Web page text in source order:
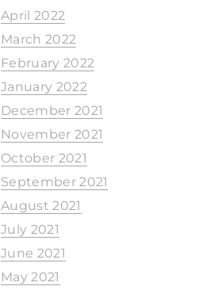
April 2022
March 2022
February 2022
January 2022
December 2021
November 2021
October 2021
September 2021
August 2021
July 2021
June 2021
May 2021